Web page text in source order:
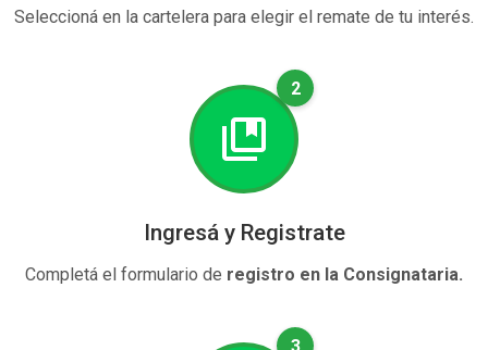
Seleccioná en la cartelera para elegir el remate de tu interés.
2
Ingresá y Registrate
Completá el formulario de registro en la Consignataria.
3